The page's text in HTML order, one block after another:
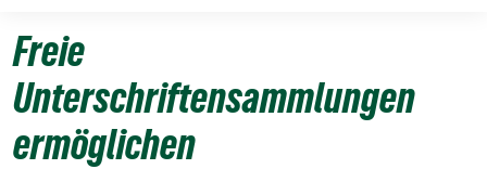
Freie
Unterschriftensammlungen
ermöglichen